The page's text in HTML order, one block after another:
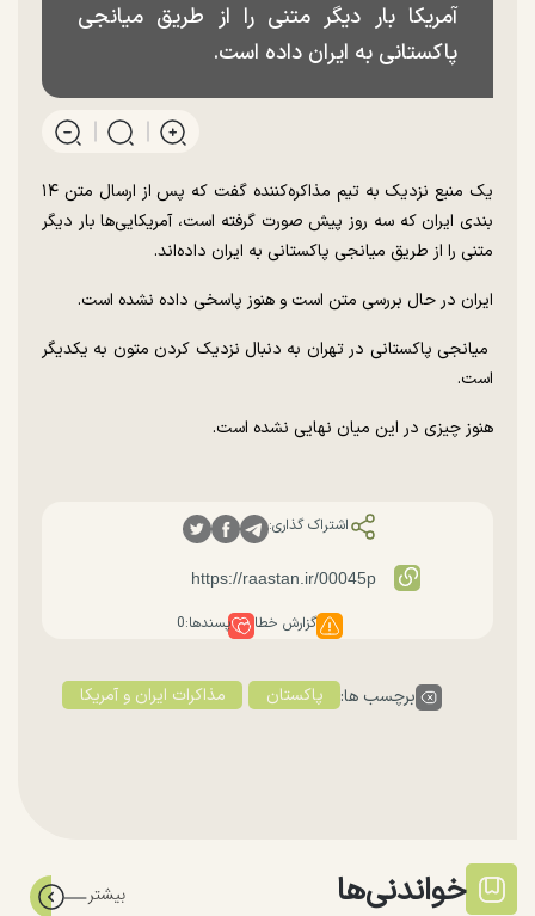
آمریکا بار دیگر متنی را از طریق میانجی
پاکستانی به ایران داده است.
یک منبع نزدیک به تیم مذاکره‌کننده گفت که پس از ارسال متن ۱۴
بندی ایران که سه روز پیش صورت گرفته است، آمریکایی‌ها بار دیگر
متنی را از طریق میانجی پاکستانی به ایران داده‌اند.
ایران در حال بررسی متن است و هنوز پاسخی داده نشده است.
میانجی پاکستانی در تهران به دنبال نزدیک کردن متون به یکدیگر
است.
هنوز چیزی در این میان نهایی نشده است.
اشتراک گذاری:
گزارش خطا پسندها:0
برچسب ها: پاکستان مذاکرات ایران و آمریکا
خواندنی‌ها